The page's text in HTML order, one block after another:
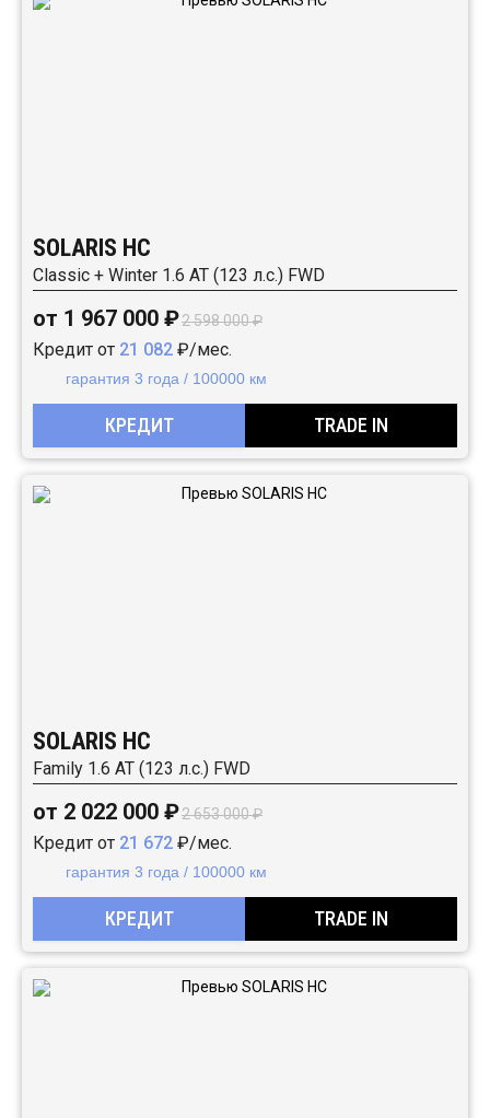
SOLARIS HC
Classic + Winter 1.6 AT (123 л.с.) FWD
от 1 967 000 ₽2 598 000 ₽
Кредит от 21 082 ₽/мес.
гарантия 3 года / 100000 км
КРЕДИТ TRADE IN
SOLARIS HC
Family 1.6 AT (123 л.с.) FWD
от 2 022 000 ₽2 653 000 ₽
Кредит от 21 672 ₽/мес.
гарантия 3 года / 100000 км
КРЕДИТ TRADE IN